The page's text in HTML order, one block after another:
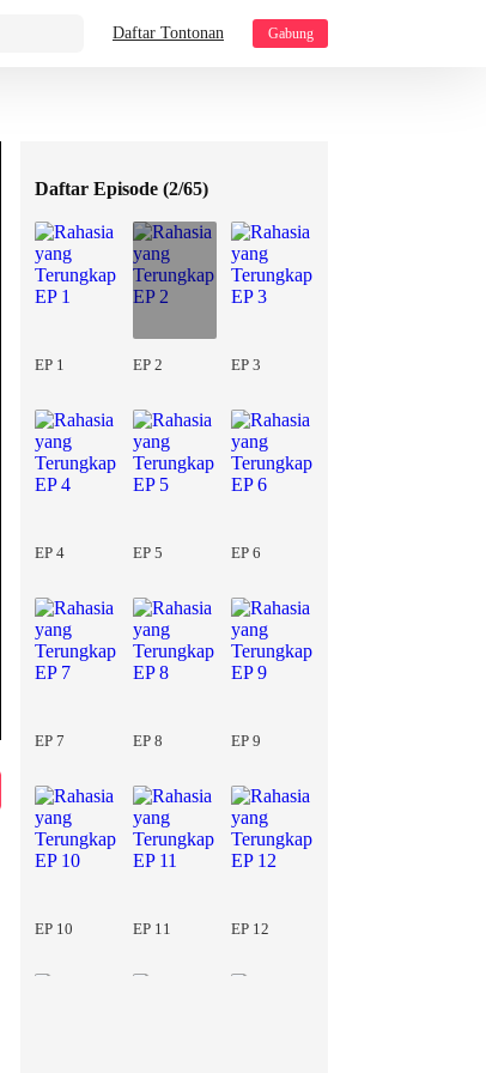
Daftar Tontonan Gabung
Daftar Episode (2/65)
EP 1 EP 2 EP 3
EP 4 EP 5 EP 6
EP 7 EP 8 EP 9
EP 10 EP 11 EP 12